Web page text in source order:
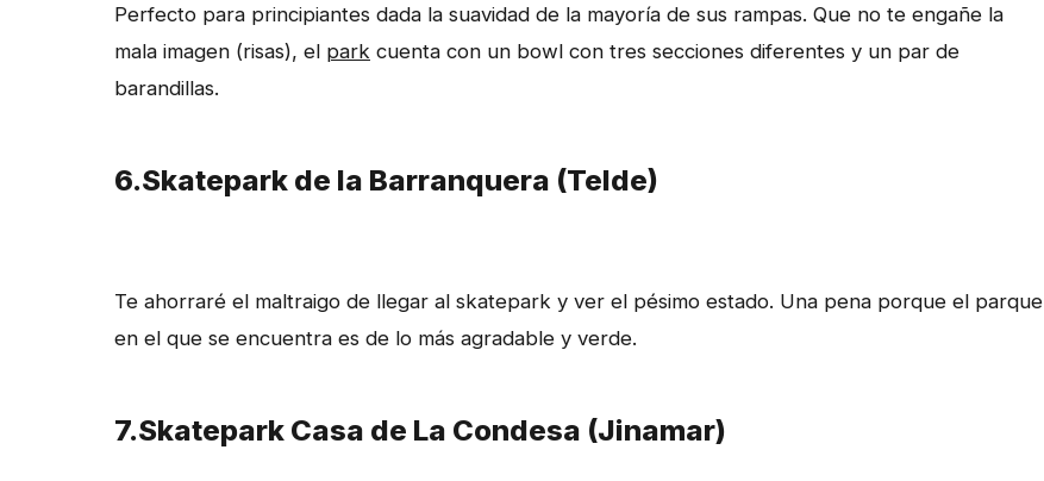
Perfecto para principiantes dada la suavidad de la mayoría de sus rampas. Que no te engañe la
mala imagen (risas), el park cuenta con un bowl con tres secciones diferentes y un par de
barandillas.
6.Skatepark de la Barranquera (Telde)
Te ahorraré el maltraigo de llegar al skatepark y ver el pésimo estado. Una pena porque el parque
en el que se encuentra es de lo más agradable y verde.
7.Skatepark Casa de La Condesa (Jinamar)